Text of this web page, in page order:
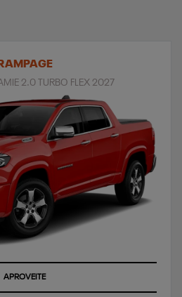
RAMPAGE
2.0 TURBO FLEX 2027
DO SEU SEMINOVO